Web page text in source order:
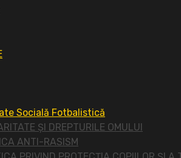
Socială Fotbalistică
ȘI DREPTURILE OMULUI
ANTI-RASISM